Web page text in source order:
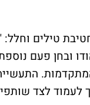
טילים וחלל:
ובחן פעם
לצד